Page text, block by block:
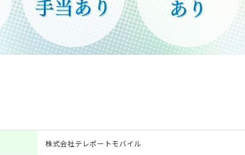
株式会社テレポートモバイル